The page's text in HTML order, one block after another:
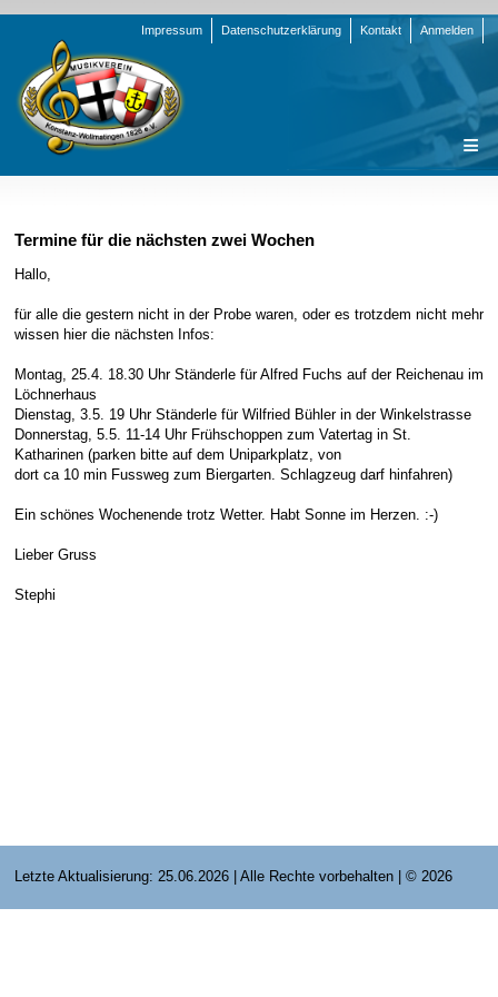
Navigation
Impressum Datenschutzerklärung Kontakt Anmelden
Verein
Vorstand
Team Jugend
Funktionsträger
Satzung/Ordnungen
Formulare
Orchester
Stammorchester
Jugendkapelle
Instrumenten-Serie
Nachrichten
Startseite
Stammorchester
Jugendkapelle
Interne Infos
Newsletter
E-Mail Strato
HiDrive Strato
Termine
Presse
Jahr 2000 - 2004
Jahr 2005 - 2009
Jahr 2010 - 2014
Jahr 2015 - 2019
Jahr 2020 bis
Geschichte
Bilder
Stammorchester
Jugendausbildung
Chronik
Vorstände
Dirigenten
Sponsoren
Termine für die nächsten zwei Wochen
Hallo,
für alle die gestern nicht in der Probe waren, oder es trotzdem nicht mehr
wissen hier die nächsten Infos:
Montag, 25.4. 18.30 Uhr Ständerle für Alfred Fuchs auf der Reichenau im
Löchnerhaus
Dienstag, 3.5. 19 Uhr Ständerle für Wilfried Bühler in der Winkelstrasse
Donnerstag, 5.5. 11-14 Uhr Frühschoppen zum Vatertag in St.
Katharinen (parken bitte auf dem Uniparkplatz, von
dort ca 10 min Fussweg zum Biergarten. Schlagzeug darf hinfahren)
Ein schönes Wochenende trotz Wetter. Habt Sonne im Herzen. :-)
Lieber Gruss
Stephi
Letzte Aktualisierung: 25.06.2026 | Alle Rechte vorbehalten | © 2026